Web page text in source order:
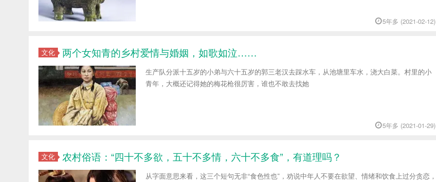
5年多 (2021-02-12)
文化 两个女知青的乡村爱情与婚姻，如歌如泣……
生产队分派十五岁的小弟与六十五岁的郭三老汉去踩水车，从池塘里车水，浇大白菜。村里的小
青年，大概还记得她的梅花枪很厉害，谁也不敢去找她
5年多 (2021-01-29)
文化 农村俗语：“四十不多欲，五十不多情，六十不多食”，有道理吗？
从字面意思来看，这三个短句无非“食色性也”，劝说中年人不要在欲望、情绪和饮食上过分贪恋，